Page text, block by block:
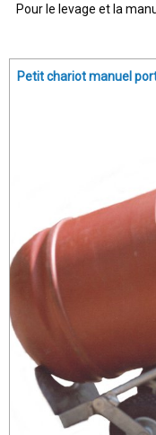
Pour le levage et la
Petit chariot manuel